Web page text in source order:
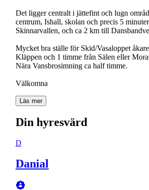
Det ligger centralt i jättefint och lugn
centrum, Ishall, skolan och precis 5
Skinnarvallen, och ca 2 km till
Mycket bra ställe för Skid/Vasaloppet
Kläppen och 1 timme från Sälen eller
Nära Vansbrosimning ca half timme.
Välkomna
Läs mer
Din hyresvärd
D
Danial